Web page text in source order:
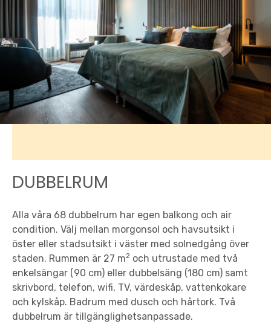
DUBBELRUM
Alla våra 68 dubbelrum har egen balkong och air
condition. Välj mellan morgonsol och havsutsikt i
öster eller stadsutsikt i väster med solnedgång över
staden. Rummen är 27 m2 och utrustade med två
enkelsängar (90 cm) eller dubbelsäng (180 cm) samt
skrivbord, telefon, wifi, TV, värdeskåp, vattenkokare
och kylskåp. Badrum med dusch och hårtork. Två
dubbelrum är tillgänglighetsanpassade.